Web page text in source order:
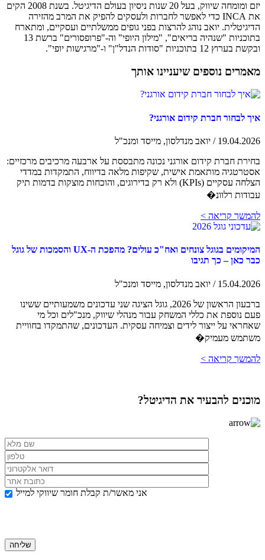
יזם ומומחה שיווק, בעל 20 שנות ניסיון בעולם הדיגיטל. בשנת 2008 הקים
את INCA כדי לאפשר לחברות ולעסקים להפיק את המרב מהזירה
הדיגיטלית. יואב נוהג להרצות בפני גופים ממשלתיים ועסקיים, ומתארח
בתוכניות "שנהיה בריאים", "מילון היופי" וה-"פרופסורים" ברשת 13
ובקשת בערוץ 12 בתוכניות "סודות הנדל"ן" ו-"מרגישות יופי".
מאמרים נוספים שיעניינו אותך
איך לבחור חברת קידום אורגני?
19.04.2026 / יואב מנדלסון, מייסד ומנכ"ל
בחירת חברת קידום אורגני נכונה מתבססת על ארבעה מרכיבים מרכזיים:
אסטרטגיה מותאמת אישית, שקיפות מלאה בדיווח, התמקדות במדדי
הצלחה עסקיים (KPIs) ולא רק בדירוגים, והוכחות מוצקות בדמות תיק
עבודות רלוונ�
להמשך קריאה >
המיקומים בגוגל צונחים ואח"כ עולים? מהפכת ה-UX והסמכות של גוגל
כבר כאן – כך תגיבו
15.04.2026 / יואב מנדלסון, מייסד ומנכ"ל
ברבעון הראשון של 2026, גוגל הציגה שני עדכונים משמעותיים ששינו
פעם נוספת את כללי המשחק עבור מנהלי שיווק, מנכ"לים וכל מי
שאחראי על ייצור לידים וצמיחה עסקית. העדכונים, שהתמקדו בחוויית
משתמש מעמיק�
להמשך קריאה >
מוכנים להבעיר את הדיגיטל?
אני מאשר/ת קבלת חומר שיווקי למייל